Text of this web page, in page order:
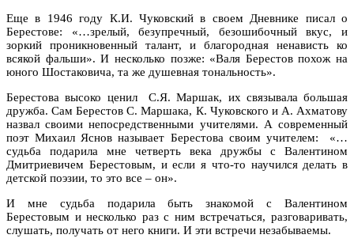
Еще в 1946 году К.И. Чуковский в своем Дневнике писал о
Берестове: «…зрелый, безупречный, безошибочный вкус, и
зоркий проникновенный талант, и благородная ненависть ко
всякой фальши». И несколько позже: «Валя Берестов похож на
юного Шостаковича, та же душевная тональность».
Берестова высоко ценил С.Я. Маршак, их связывала большая
дружба. Сам Берестов С. Маршака, К. Чуковского и А. Ахматову
назвал своими непосредственными учителями. А современный
поэт Михаил Яснов называет Берестова своим учителем: «…
судьба подарила мне четверть века дружбы с Валентином
Дмитриевичем Берестовым, и если я что-то научился делать в
детской поэзии, то это все – он».
И мне судьба подарила быть знакомой с Валентином
Берестовым и несколько раз с ним встречаться, разговаривать,
слушать, получать от него книги. И эти встречи незабываемы.